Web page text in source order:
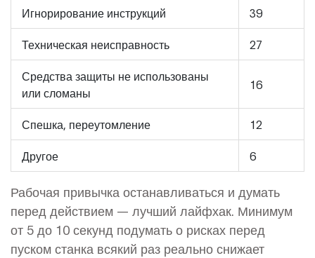
Игнорирование инструкций 39
Техническая неисправность 27
Средства защиты не использованы
или сломаны
16
Спешка, переутомление 12
Другое 6
Рабочая привычка останавливаться и думать
перед действием — лучший лайфхак. Минимум
от 5 до 10 секунд подумать о рисках перед
пуском станка всякий раз реально снижает